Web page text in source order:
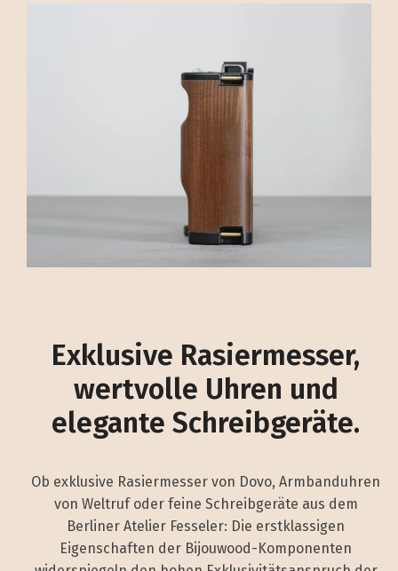
Exklusive Rasiermesser,
wertvolle Uhren und
elegante Schreibgeräte.
Ob exklusive Rasiermesser von Dovo, Armbanduhren
von Weltruf oder feine Schreibgeräte aus dem
Berliner Atelier Fesseler: Die erstklassigen
Eigenschaften der Bijouwood-Komponenten